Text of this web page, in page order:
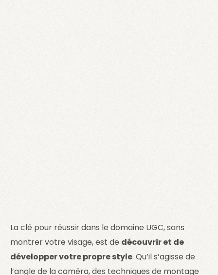
La clé pour réussir dans le domaine UGC, sans
montrer votre visage, est de découvrir et de
développer votre propre style. Qu’il s’agisse de
l’angle de la caméra, des techniques de montage